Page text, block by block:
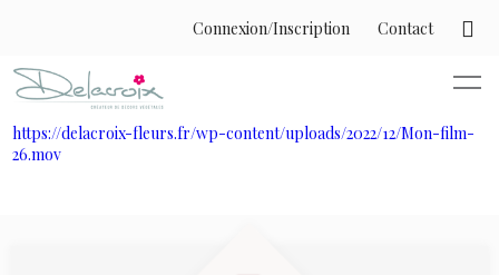
Connexion/Inscription Contact
https://delacroix-fleurs.fr/wp-content/uploads/2022/12/Mon-film-
26.mov